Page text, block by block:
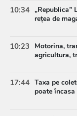
10:34 „Republica”
rețea de
10:23
Motorina,
agricultura,
17:44 Taxa pe
poate